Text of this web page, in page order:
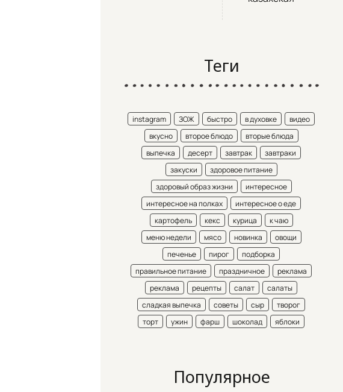
Теги
instagram ЗОЖ быстро в духовке
видео
вкусно
второе блюдо
вторые блюда
выпечка
десерт завтрак
завтраки
закуски
здоровое питание
здоровый образ жизни
интересное
интересное на полках
интересное о еде
картофель
кекс курица
к чаю
меню недели
мясо новинка
овощи
печенье
пирог
подборка
правильное питание
праздничное
реклама
реклама
рецепты салат
салаты
сладкая выпечка
советы сыр
творог
торт
ужин фарш шоколад яблоки
Популярное